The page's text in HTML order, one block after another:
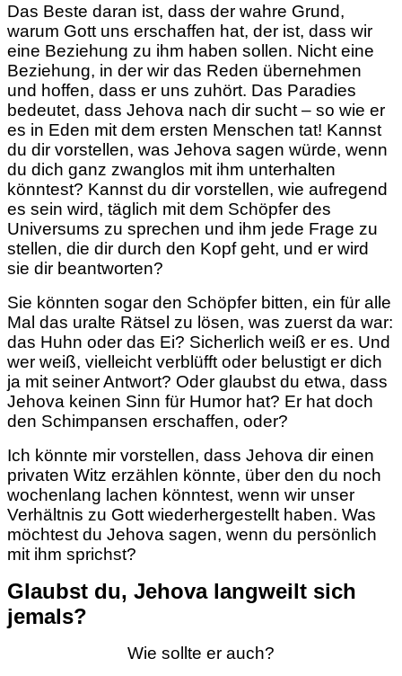
Das Beste daran ist, dass der wahre Grund,
warum Gott uns erschaffen hat, der ist, dass wir
eine Beziehung zu ihm haben sollen. Nicht eine
Beziehung, in der wir das Reden übernehmen
und hoffen, dass er uns zuhört. Das Paradies
bedeutet, dass Jehova nach dir sucht – so wie er
es in Eden mit dem ersten Menschen tat! Kannst
du dir vorstellen, was Jehova sagen würde, wenn
du dich ganz zwanglos mit ihm unterhalten
könntest? Kannst du dir vorstellen, wie aufregend
es sein wird, täglich mit dem Schöpfer des
Universums zu sprechen und ihm jede Frage zu
stellen, die dir durch den Kopf geht, und er wird
sie dir beantworten?
Sie könnten sogar den Schöpfer bitten, ein für alle
Mal das uralte Rätsel zu lösen, was zuerst da war:
das Huhn oder das Ei? Sicherlich weiß er es. Und
wer weiß, vielleicht verblüfft oder belustigt er dich
ja mit seiner Antwort? Oder glaubst du etwa, dass
Jehova keinen Sinn für Humor hat? Er hat doch
den Schimpansen erschaffen, oder?
Ich könnte mir vorstellen, dass Jehova dir einen
privaten Witz erzählen könnte, über den du noch
wochenlang lachen könntest, wenn wir unser
Verhältnis zu Gott wiederhergestellt haben. Was
möchtest du Jehova sagen, wenn du persönlich
mit ihm sprichst?
Glaubst du, Jehova langweilt sich
jemals?
Wie sollte er auch?